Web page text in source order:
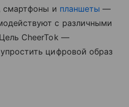
смартфоны и планшеты —
с различными
CheerTok —
цифровой образ